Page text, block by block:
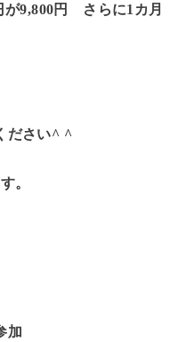
9,800円 さらに1カ月
ださい^ ^
。
加